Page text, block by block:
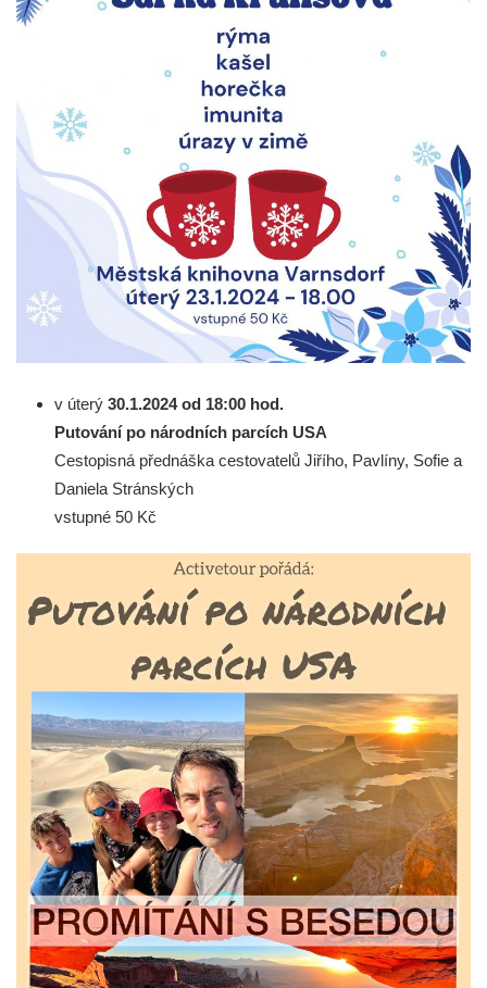
v úterý 30.1.2024 od 18:00 hod.
Putování po národních parcích USA
Cestopisná přednáška cestovatelů Jiřího, Pavlíny, Sofie a
Daniela Stránských
vstupné 50 Kč